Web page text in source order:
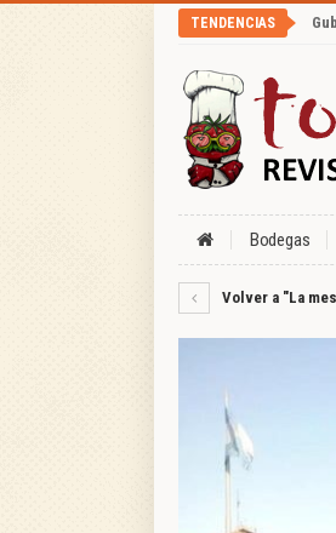
TENDENCIAS
Bodegas
Volver a "La